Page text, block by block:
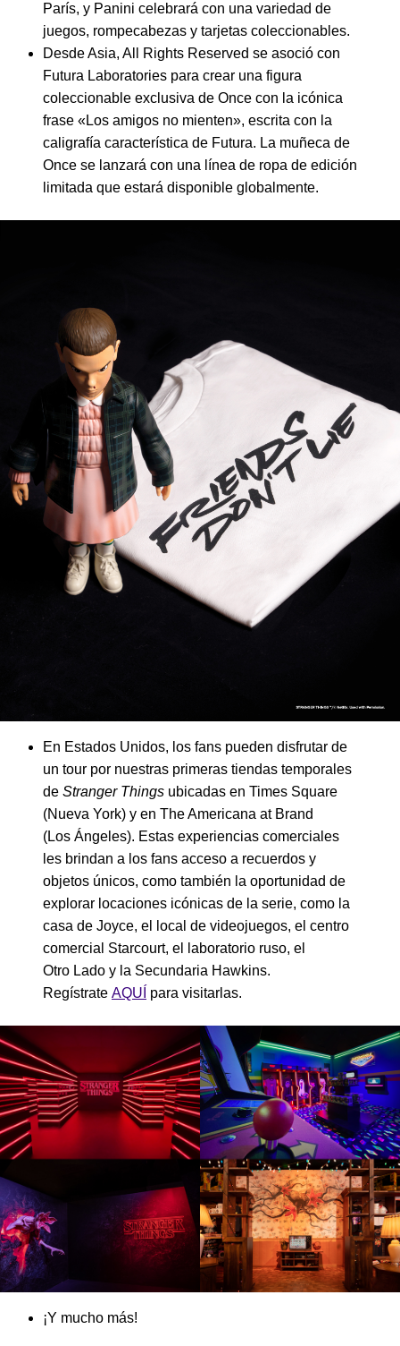
París, y Panini celebrará con una variedad de
juegos, rompecabezas y tarjetas coleccionables.
Desde Asia, All Rights Reserved se asoció con
Futura Laboratories para crear una figura
coleccionable exclusiva de Once con la icónica
frase «Los amigos no mienten», escrita con la
caligrafía característica de Futura. La muñeca de
Once se lanzará con una línea de ropa de edición
limitada que estará disponible globalmente.
En Estados Unidos, los fans pueden disfrutar de
un tour por nuestras primeras tiendas temporales
de Stranger Things ubicadas en Times Square
(Nueva York) y en The Americana at Brand
(Los Ángeles). Estas experiencias comerciales
les brindan a los fans acceso a recuerdos y
objetos únicos, como también la oportunidad de
explorar locaciones icónicas de la serie, como la
casa de Joyce, el local de videojuegos, el centro
comercial Starcourt, el laboratorio ruso, el
Otro Lado y la Secundaria Hawkins.
Regístrate AQUÍ para visitarlas.
¡Y mucho más!